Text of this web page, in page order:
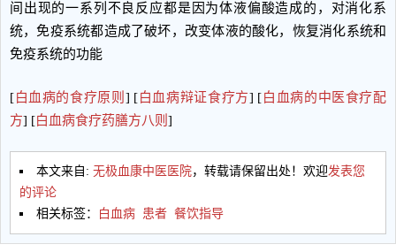
间出现的一系列不良反应都是因为体液偏酸造成的，对消化系
统，免疫系统都造成了破坏，改变体液的酸化，恢复消化系统和
免疫系统的功能
[白血病的食疗原则 ] [白血病辩证食疗方] [白血病的中医食疗配
方] [白血病食疗药膳方八则 ]
本文来自: 无极血康中医医院，转载请保留出处！欢迎发表您
的评论
相关标签：
白血病 患者 餐饮指导